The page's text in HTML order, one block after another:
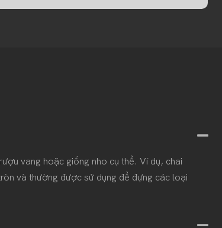
vang hoặc giống nho cụ thể. Ví dụ, chai
và thường được sử dụng để đựng các loại